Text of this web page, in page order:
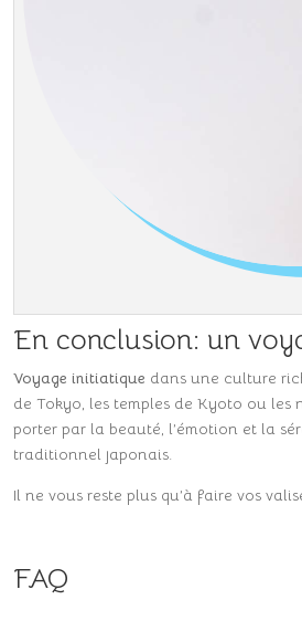
En conclusion: un
Voyage initiatique dans une culture
de Tokyo, les temples de Kyoto ou les
porter par la beauté, l’émotion et la
traditionnel japonais.
Il ne vous reste plus qu’à faire vos
FAQ